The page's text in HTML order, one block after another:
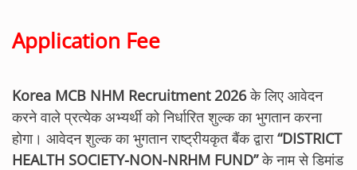
Application Fee
Korea MCB NHM Recruitment 2026के लिए आवेदन
करने वाले प्रत्येक अभ्यर्थी को निर्धारित शुल्क का भुगतान करना
होगा। आवेदन शुल्क का भुगतान राष्ट्रीयकृत बैंक द्वारा“DISTRICT
HEALTH SOCIETY-NON-NRHM FUND”के नाम से डिमांड